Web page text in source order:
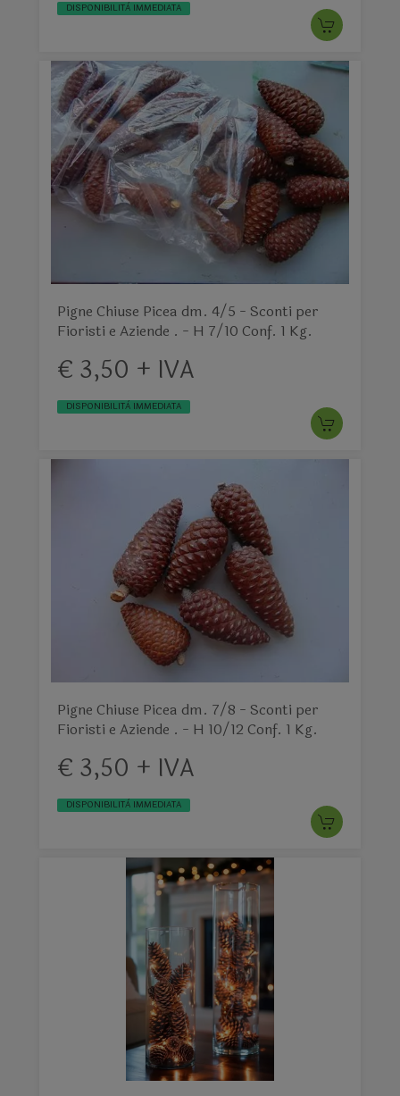
DISPONIBILITÀ IMMEDIATA
Pigne Chiuse Picea dm. 4/5 - Sconti per
Fioristi e Aziende . - H 7/10 Conf. 1 Kg.
€ 3,50 + IVA
DISPONIBILITÀ IMMEDIATA
Pigne Chiuse Picea dm. 7/8 - Sconti per
Fioristi e Aziende . - H 10/12 Conf. 1 Kg.
€ 3,50 + IVA
DISPONIBILITÀ IMMEDIATA